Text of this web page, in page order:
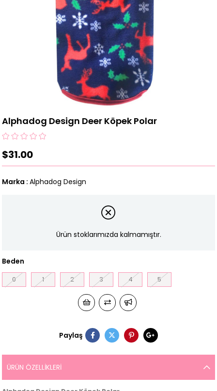
Alphadog Design Deer Köpek Polar
$31.00
Marka : Alphadog Design
Ürün stoklarımızda kalmamıştır.
Beden
0 1 2 3 4 5
Paylaş
ÜRÜN ÖZELLIKLERI